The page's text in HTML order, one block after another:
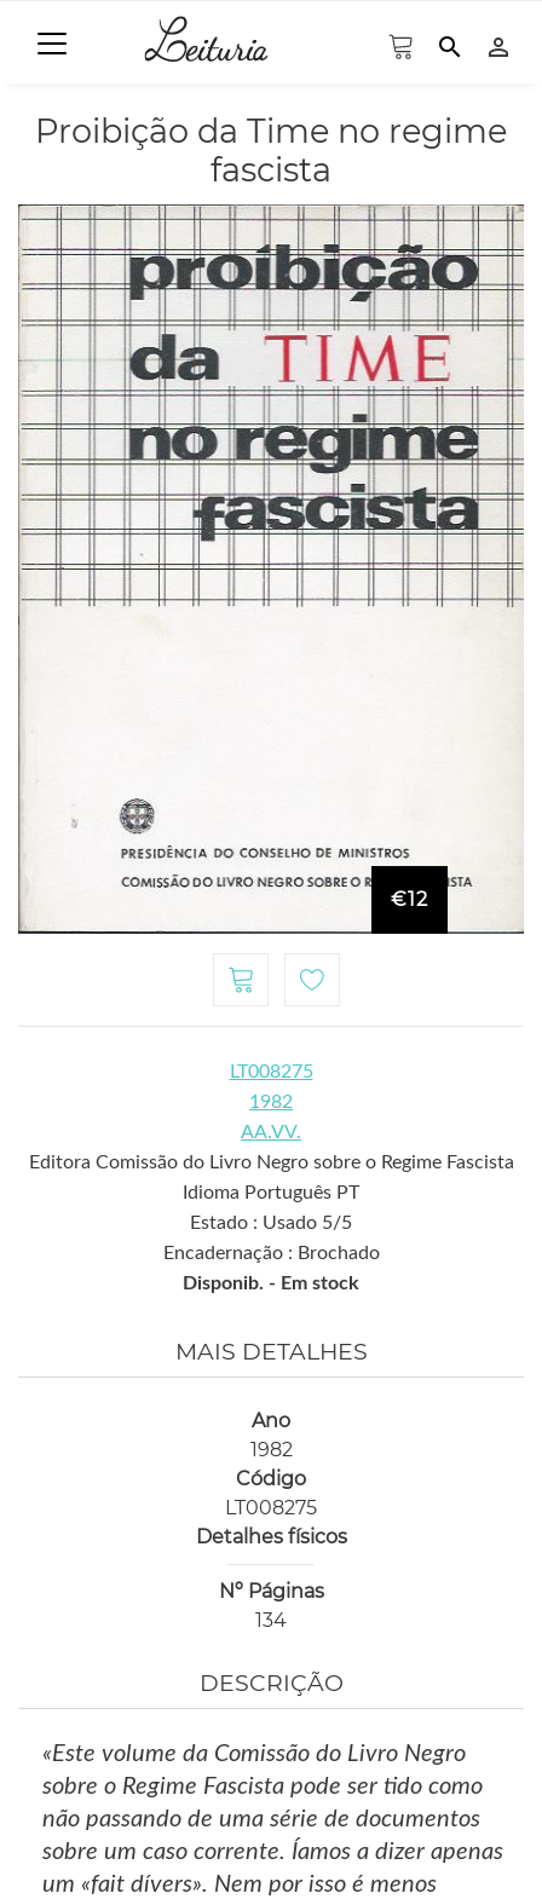
search person_outline
Proibição da Time no regime
fascista
€12
LT008275
1982
AA.VV.
Editora Comissão do Livro Negro sobre o Regime Fascista
Idioma Português PT
Estado : Usado 5/5
Encadernação : Brochado
Disponib. - Em stock
MAIS DETALHES
Ano
1982
Código
LT008275
Detalhes físicos
Nº Páginas
134
DESCRIÇÃO
«Este volume da Comissão do Livro Negro
sobre o Regime Fascista pode ser tido como
não passando de uma série de documentos
sobre um caso corrente. Íamos a dizer apenas
um «fait dívers». Nem por isso é menos